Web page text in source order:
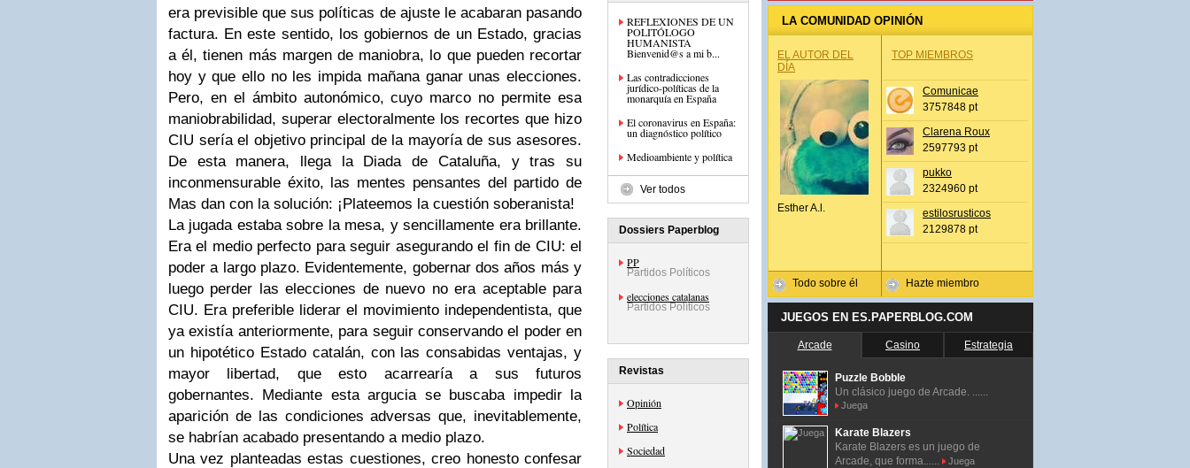
era previsible que sus políticas de ajuste le acabaran pasando
factura. En este sentido, los gobiernos de un Estado, gracias
a él, tienen más margen de maniobra, lo que pueden recortar
hoy y que ello no les impida mañana ganar unas elecciones.
Pero, en el ámbito autonómico, cuyo marco no permite esa
maniobrabilidad, superar electoralmente los recortes que hizo
CIU sería el objetivo principal de la mayoría de sus asesores.
De esta manera, llega la Diada de Cataluña, y tras su
inconmensurable éxito, las mentes pensantes del partido de
Mas dan con la solución: ¡Plateemos la cuestión soberanista!
La jugada estaba sobre la mesa, y sencillamente era brillante.
Era el medio perfecto para seguir asegurando el fin de CIU: el
poder a largo plazo. Evidentemente, gobernar dos años más y
luego perder las elecciones de nuevo no era aceptable para
CIU. Era preferible liderar el movimiento independentista, que
ya existía anteriormente, para seguir conservando el poder en
un hipotético Estado catalán, con las consabidas ventajas, y
mayor libertad, que esto acarrearía a sus futuros
gobernantes. Mediante esta argucia se buscaba impedir la
aparición de las condiciones adversas que, inevitablemente,
se habrían acabado presentando a medio plazo.
Una vez planteadas estas cuestiones, creo honesto confesar
REFLEXIONES DE UN
POLITÓLOGO
HUMANISTA
Bienvenid@s a mi b...
Las contradicciones
jurídico-políticas de la
monarquía en España
El coronavirus en España:
un diagnóstico político
Medioambiente y política
Ver todos
Dossiers Paperblog
PP
Partidos Políticos
elecciones catalanas
Partidos Políticos
Revistas
Opinión
Política
Sociedad
LA COMUNIDAD OPINIÓN
EL AUTOR DEL
DÍA
Esther A.l.
Todo sobre él
TOP MIEMBROS
Comunicae
3757848 pt
Clarena Roux
2597793 pt
pukko
2324960 pt
estilosrusticos
2129878 pt
Hazte miembro
JUEGOS EN ES.PAPERBLOG.COM
Arcade Casino Estrategia
Puzzle Bobble
Un clásico juego de Arcade. ......
Juega
Karate Blazers
Karate Blazers es un juego de
Arcade, que forma......
Juega